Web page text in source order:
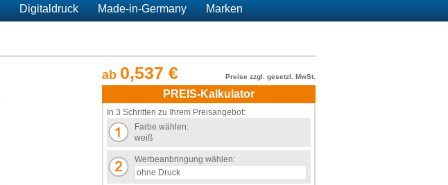
Digitaldruck Made-in-Germany Marken
Preise zzgl. gesetzl. MwSt.
ab 0,537 €
PREIS-Kalkulator
In 3 Schritten zu Ihrem Preisangebot:
Farbe wählen:
weiß
Werbeanbringung wählen: